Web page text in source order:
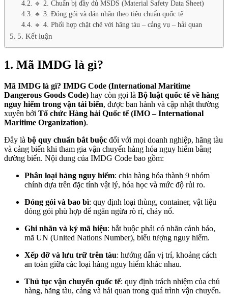
🔹 2. Chuẩn bị đầy đủ MSDS (Material Safety Data Sheet)
🔹 3. Đóng gói và dán nhãn theo tiêu chuẩn quốc tế
🔹 4. Phối hợp chặt chẽ với hãng tàu – cảng vụ – hải quan
5. Kết luận
1. Mã IMDG là gì?
Mã IMDG là gì? IMDG Code (International Maritime
Dangerous Goods Code) hay còn gọi là Bộ luật quốc tế về hàng
nguy hiểm trong vận tải biển, được ban hành và cập nhật thường
xuyên bởi Tổ chức Hàng hải Quốc tế (IMO – International
Maritime Organization).
Đây là bộ quy chuẩn bắt buộc đối với mọi doanh nghiệp, hãng tàu
và cảng biển khi tham gia vận chuyển hàng hóa nguy hiểm bằng
đường biển. Nội dung của IMDG Code bao gồm:
Phân loại hàng nguy hiểm: chia hàng hóa thành 9 nhóm
chính dựa trên đặc tính vật lý, hóa học và mức độ rủi ro.
Đóng gói và bao bì: quy định loại thùng, container, vật liệu
đóng gói phù hợp để ngăn ngừa rò rỉ, cháy nổ.
Ghi nhãn và ký mã hiệu: bắt buộc phải có nhãn cảnh báo,
mã UN (United Nations Number), biểu tượng nguy hiểm.
Xếp dỡ và lưu trữ trên tàu: hướng dẫn vị trí, khoảng cách
an toàn giữa các loại hàng nguy hiểm khác nhau.
Thủ tục vận chuyển quốc tế: quy định trách nhiệm của chủ
hàng, hãng tàu, cảng và hải quan trong quá trình vận chuyển.